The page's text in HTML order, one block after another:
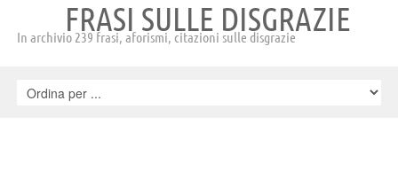
FRASI SULLE DISGRAZIE
In archivio 239 frasi, aforismi, citazioni sulle disgrazie